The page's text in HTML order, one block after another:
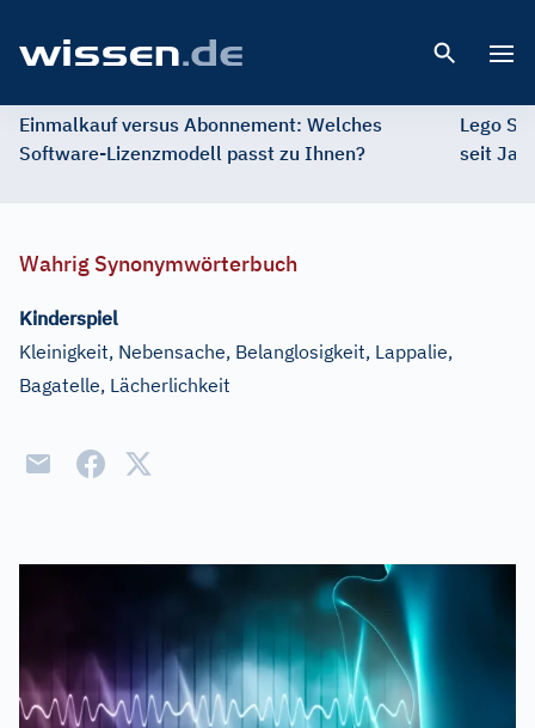
Einmalkauf versus Abonnement: Welches
Software-Lizenzmodell passt zu Ihnen?
Lego
seit
Wahrig Synonymwörterbuch
Kinderspiel
Kleinigkeit, Nebensache, Belanglosigkeit, Lappalie,
Bagatelle, Lächerlichkeit